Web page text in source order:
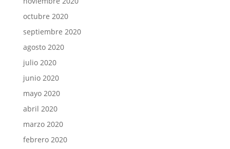
octubre 2020
septiembre 2020
agosto 2020
julio 2020
junio 2020
mayo 2020
abril 2020
marzo 2020
febrero 2020